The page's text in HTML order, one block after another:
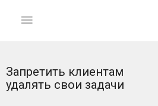
ГЛАВНАЯ
Запретить клиентам
удалять свои задачи